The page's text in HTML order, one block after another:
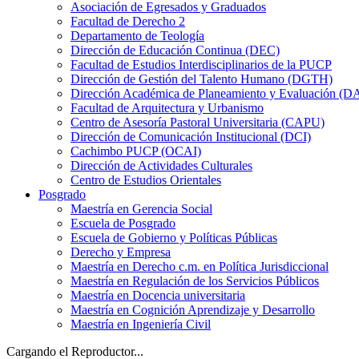
Asociación de Egresados y Graduados
Facultad de Derecho 2
Departamento de Teología
Dirección de Educación Continua (DEC)
Facultad de Estudios Interdisciplinarios de la PUCP
Dirección de Gestión del Talento Humano (DGTH)
Dirección Académica de Planeamiento y Evaluación
Facultad de Arquitectura y Urbanismo
Centro de Asesoría Pastoral Universitaria (CAPU)
Dirección de Comunicación Institucional (DCI)
Cachimbo PUCP (OCAI)
Dirección de Actividades Culturales
Centro de Estudios Orientales
Posgrado
Maestría en Gerencia Social
Escuela de Posgrado
Escuela de Gobierno y Políticas Públicas
Derecho y Empresa
Maestría en Derecho c.m. en Política Jurisdiccional
Maestría en Regulación de los Servicios Públicos
Maestría en Docencia universitaria
Maestría en Cognición Aprendizaje y Desarrollo
Maestría en Ingeniería Civil
Cargando el Reproductor...